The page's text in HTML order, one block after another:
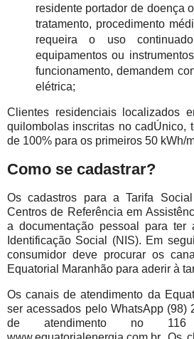
residente portador de doença
tratamento, procedimento
requeira o uso
equipamentos ou
funcionamento, demandem
elétrica;
Clientes residenciais localizados
quilombolas inscritas no cadÚnico,
de 100% para os primeiros 50 kWh/
Como se cadastrar?
Os cadastros para a Tarifa
Centros de Referência em
a documentação pessoal para ter
Identificação Social (NIS). Em
consumidor deve procurar os
Equatorial Maranhão para aderir à
Os canais de atendimento da
ser acessados pelo WhatsApp (98)
de atendimento no